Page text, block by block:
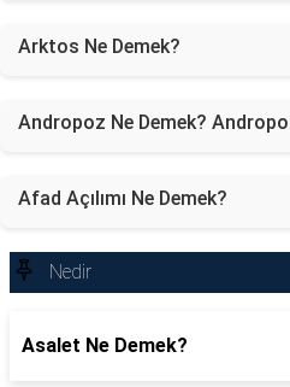
Arktos Ne Demek?
Andropoz Ne Demek?
Afad Açılımı Ne Demek?
Nedir
Asalet Ne Demek?